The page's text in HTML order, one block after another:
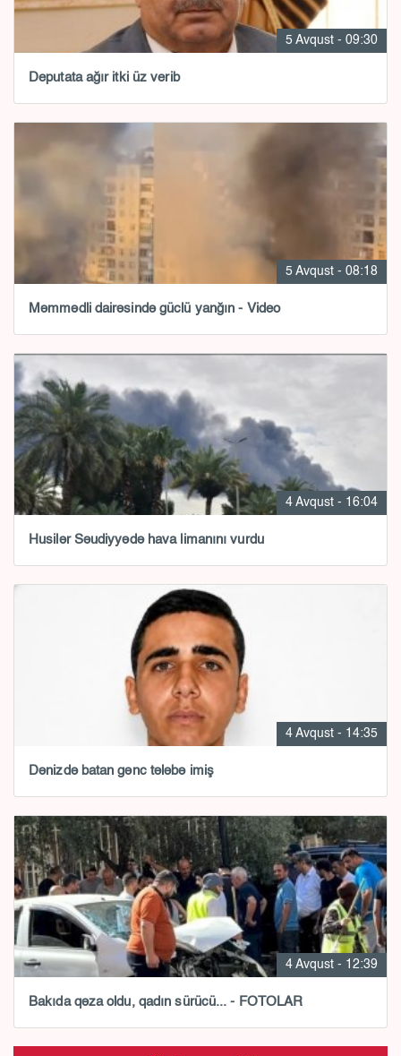
5 Avqust - 09:30
Deputata ağır itki üz verib
5 Avqust - 08:18
Məmmədli dairəsində güclü yanğın - Video
4 Avqust - 16:04
Husilər Səudiyyədə hava limanını vurdu
4 Avqust - 14:35
Dənizdə batan gənc tələbə imiş
4 Avqust - 12:39
Bakıda qəza oldu, qadın sürücü... - FOTOLAR